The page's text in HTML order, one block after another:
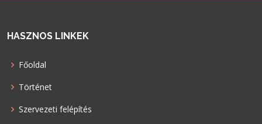
HASZNOS LINKEK
Főoldal
Történet
Szervezeti felépítés